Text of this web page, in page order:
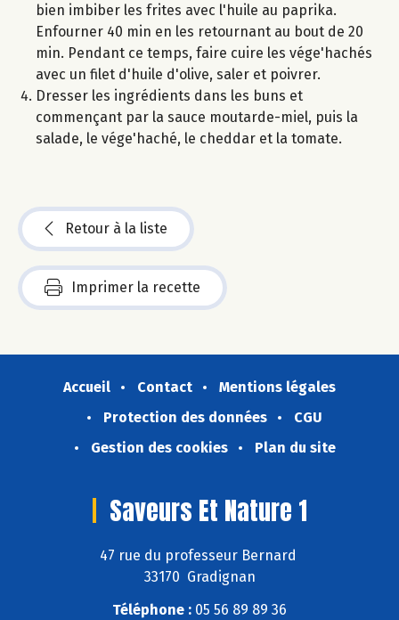
bien imbiber les frites avec l'huile au paprika.
Enfourner 40 min en les retournant au bout de 20
min. Pendant ce temps, faire cuire les vége'hachés
avec un filet d'huile d'olive, saler et poivrer.
Dresser les ingrédients dans les buns et
commençant par la sauce moutarde-miel, puis la
salade, le vége'haché, le cheddar et la tomate.
Retour à la liste
Imprimer la recette
Accueil Contact
Mentions légales
Protection des données
CGU
Gestion des cookies
Plan du site
Saveurs Et Nature 1
47 rue du professeur Bernard
33170 Gradignan
Téléphone : 05 56 89 89 36